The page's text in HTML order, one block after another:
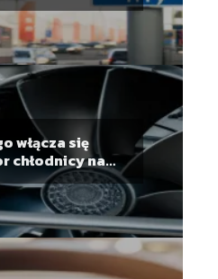
włącza się
chłodnicy na
silniku?